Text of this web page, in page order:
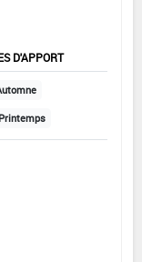
D'APPORT
Printemps